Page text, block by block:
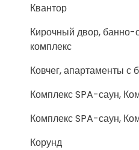
Квантор
Кирочный двор, банно-
комплекс
Ковчег, апартаменты с
Комплекс SPA-саун,
Комплекс SPA-саун,
Корунд